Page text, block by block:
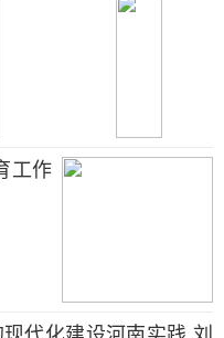
工作